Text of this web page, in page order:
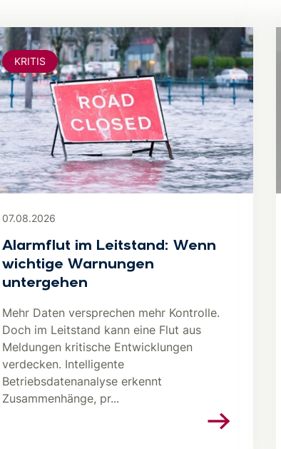
07.08.2026
Alarmflut im Leitstand: Wenn
wichtige Warnungen
untergehen
Mehr Daten versprechen mehr Kontrolle.
Doch im Leitstand kann eine Flut aus
Meldungen kritische Entwicklungen
verdecken. Intelligente
Betriebsdatenanalyse erkennt
Zusammenhänge, pr...
KRITIS